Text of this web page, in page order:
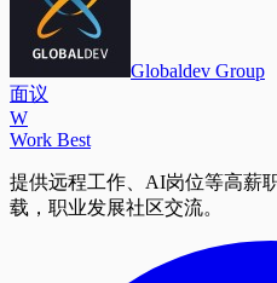
Globaldev Group
面议
W
Work Best
提供远程工作、AI岗位等高薪
载，职业发展社区交流。